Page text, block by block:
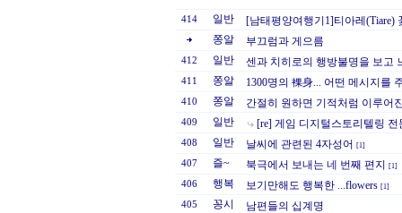
414 일반
[남태평양여행기1]티아레(Tiare)
쫑알
부끄럼과 게으름
412 일반 센과 치히로의 행방불명을 보고
411 쫑알 1300명의 裸身... 어떤 메시지를
410 쫑알 간절히 원하면 기적처럼 이루어
409 일반 [re] 게임 디지털스토리텔링
408 일반 날씨에 관련된 4자성어 [1]
407 즐~ 북극에서 보내는 네 번째 편지 [1]
406 행복 보기만해도 행복한 ...flowers [1]
405 꽁시 남편들의 십계명